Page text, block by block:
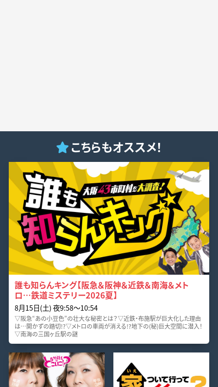
こちらもオススメ！
誰も知らんキング【阪急＆阪神＆近鉄＆南海＆メト
ロ…鉄道ミステリー2026夏】
8月15日(土) 夜9:58〜10:54
▽阪急“あの小豆色”の壮大な秘密とは？▽近鉄・布施駅が巨大化した理由
は…開かずの踏切!?▽メトロの車両が消える!?地下の(秘)巨大空間に潜入！
▽南海の三国ヶ丘駅の謎